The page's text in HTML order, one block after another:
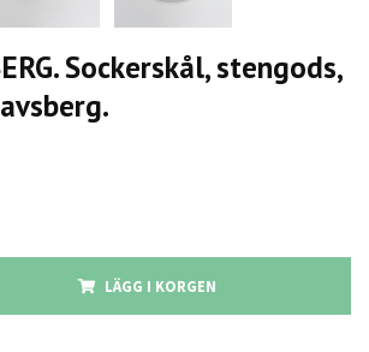
Sockerskål, stengods,
LÄGG I KORGEN